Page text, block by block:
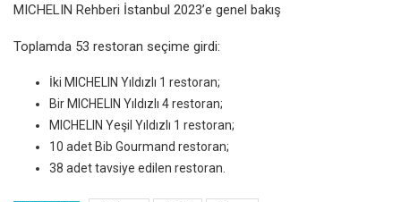
MICHELIN Rehberi İstanbul 2023’e genel bakış
Toplamda 53 restoran seçime girdi:
İki MICHELIN Yıldızlı 1 restoran;
Bir MICHELIN Yıldızlı 4 restoran;
MICHELIN Yeşil Yıldızlı 1 restoran;
10 adet Bib Gourmand restoran;
38 adet tavsiye edilen restoran.